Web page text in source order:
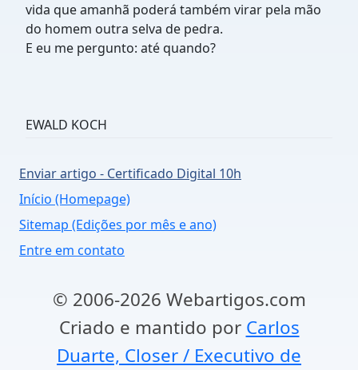
vida que amanhã poderá também virar pela mão
do homem outra selva de pedra.
E eu me pergunto: até quando?
EWALD KOCH
Enviar artigo - Certificado Digital 10h
Início (Homepage)
Sitemap (Edições por mês e ano)
Entre em contato
© 2006-2026 Webartigos.com
Criado e mantido por Carlos
Duarte, Closer / Executivo de